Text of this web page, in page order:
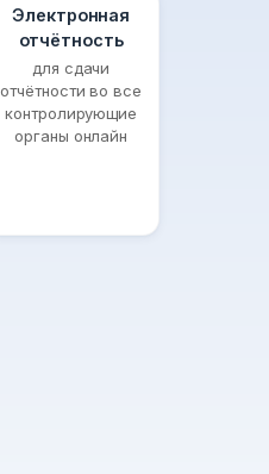
Электронная
отчётность
для сдачи
отчётности во все
контролирующие
органы онлайн